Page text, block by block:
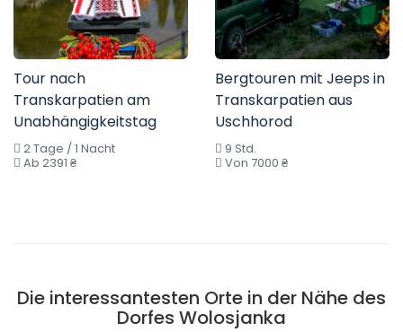
Tour nach
Transkarpatien am
Unabhängigkeitstag
2 Tage / 1 Nacht
Ab 2391 ₴
Bergtouren mit Jeeps in
Transkarpatien aus
Uschhorod
9 Std.
Von 7000 ₴
Die interessantesten Orte in der Nähe des
Dorfes Wolosjanka